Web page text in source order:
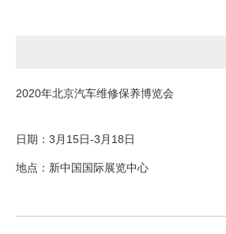
2020年北京汽车维修保养博览会
日期：3月15日-3月18日
地点：新中国国际展览中心